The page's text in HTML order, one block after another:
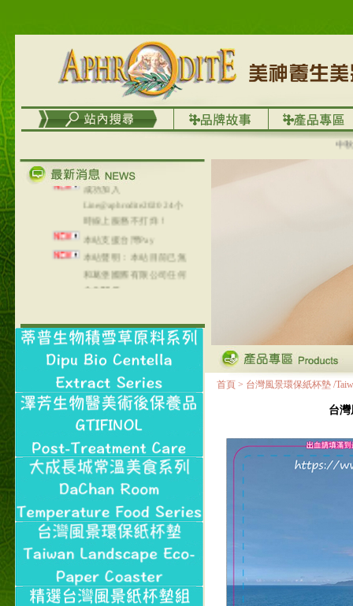
中秋
列，可以郵寄至部分亞太
地區～
在外租屋者、居住處無管
理員、不方便在工作地點
取件者，歡迎多多使用
【郵局i郵箱】的服務喔～
成功加入
Line@aphrodite2020 24小
時線上服務不打烊！
本站支援台灣Pay
本站聲明：本站目前已無
和葛堡國際有限公司任何
合作關係
陆运费不限重量，调降为
NT$320(RMB￥71.00)
首頁 > 台灣風景環保紙杯墊 /
台灣